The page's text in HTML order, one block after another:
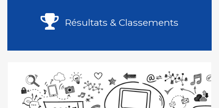
Résultats & Classements